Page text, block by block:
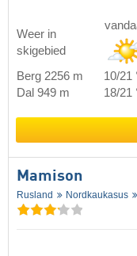
Weer in
skigebied
Berg 2256 m 10/21
Dal 949 m
18/21
Mamison
Rusland Nordkaukasus